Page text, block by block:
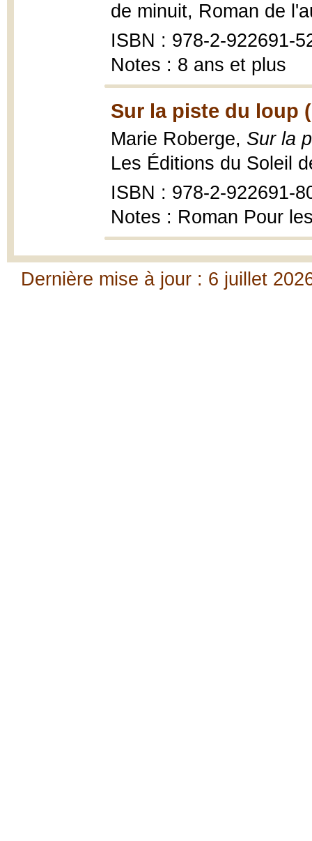
de minuit, Roman de
ISBN : 978-2-922691-
Notes : 8 ans et plus
Sur la piste du loup
Marie Roberge, Sur la
Les Éditions du Soleil
ISBN : 978-2-922691-
Notes : Roman Pour
Dernière mise à jour : 6 juillet